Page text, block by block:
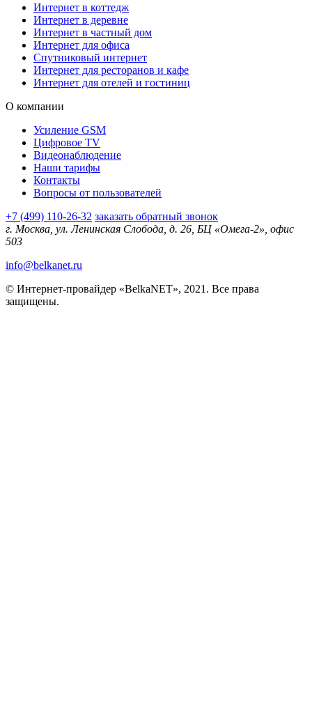
Интернет в коттедж
Интернет в деревне
Интернет в частный дом
Интернет для офиса
Спутниковый интернет
Интернет для ресторанов и кафе
Интернет для отелей и гостиниц
О компании
Усиление GSM
Цифровое TV
Видеонаблюдение
Наши тарифы
Контакты
Вопросы от пользователей
+7 (499) 110-26-32 заказать обратный звонок
г. Москва, ул. Ленинская Слобода, д. 26, БЦ «Омега-2», офис
503
info@belkanet.ru
© Интернет-провайдер «BelkaNET», 2021. Все права
защищены.